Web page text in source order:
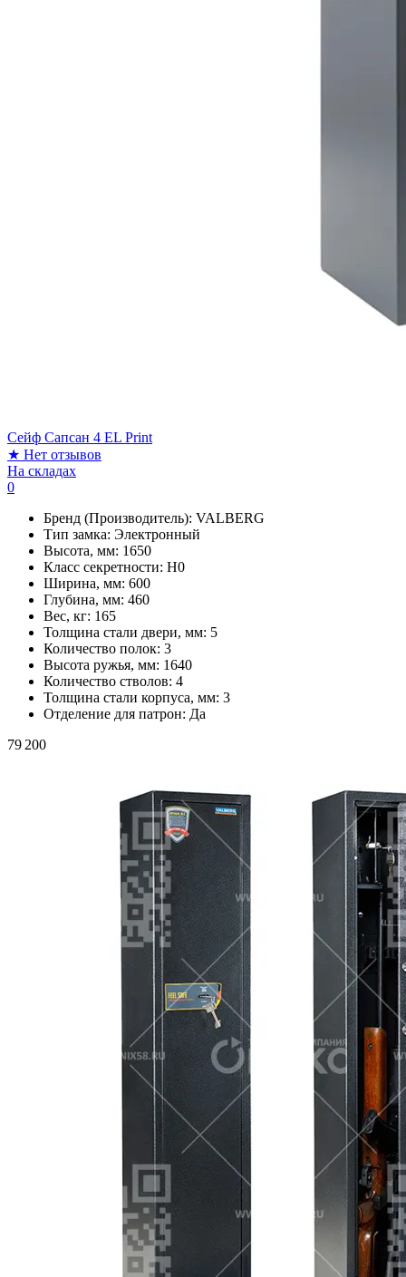
Сейф Сапсан 4 EL Print
★ Нет отзывов
На складах
0
Бренд (Производитель): VALBERG
Тип замка: Электронный
Высота, мм: 1650
Класс секретности: H0
Ширина, мм: 600
Глубина, мм: 460
Вес, кг: 165
Толщина стали двери, мм: 5
Количество полок: 3
Высота ружья, мм: 1640
Количество стволов: 4
Толщина стали корпуса, мм: 3
Отделение для патрон: Да
79 200